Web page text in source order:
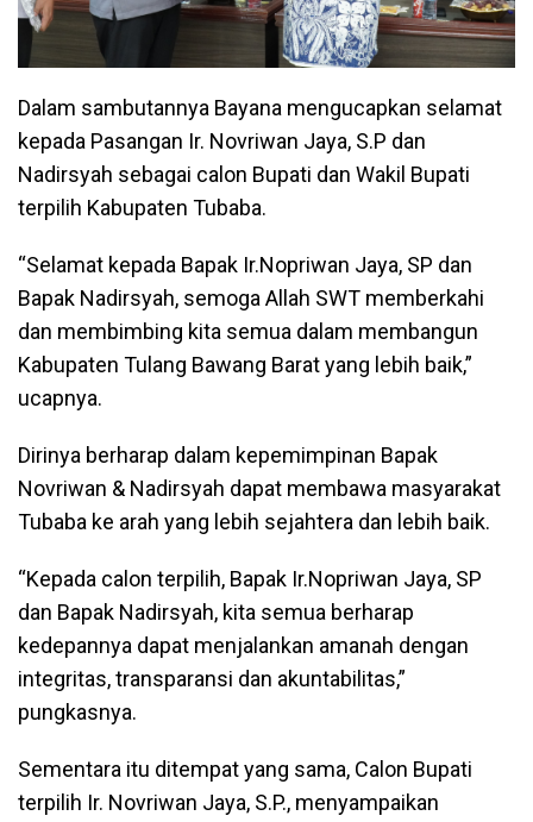
Dalam sambutannya Bayana mengucapkan selamat
kepada Pasangan Ir. Novriwan Jaya, S.P dan
Nadirsyah sebagai calon Bupati dan Wakil Bupati
terpilih Kabupaten Tubaba.
“Selamat kepada Bapak Ir.Nopriwan Jaya, SP dan
Bapak Nadirsyah, semoga Allah SWT memberkahi
dan membimbing kita semua dalam membangun
Kabupaten Tulang Bawang Barat yang lebih baik,”
ucapnya.
Dirinya berharap dalam kepemimpinan Bapak
Novriwan & Nadirsyah dapat membawa masyarakat
Tubaba ke arah yang lebih sejahtera dan lebih baik.
“Kepada calon terpilih, Bapak Ir.Nopriwan Jaya, SP
dan Bapak Nadirsyah, kita semua berharap
kedepannya dapat menjalankan amanah dengan
integritas, transparansi dan akuntabilitas,”
pungkasnya.
Sementara itu ditempat yang sama, Calon Bupati
terpilih Ir. Novriwan Jaya, S.P., menyampaikan